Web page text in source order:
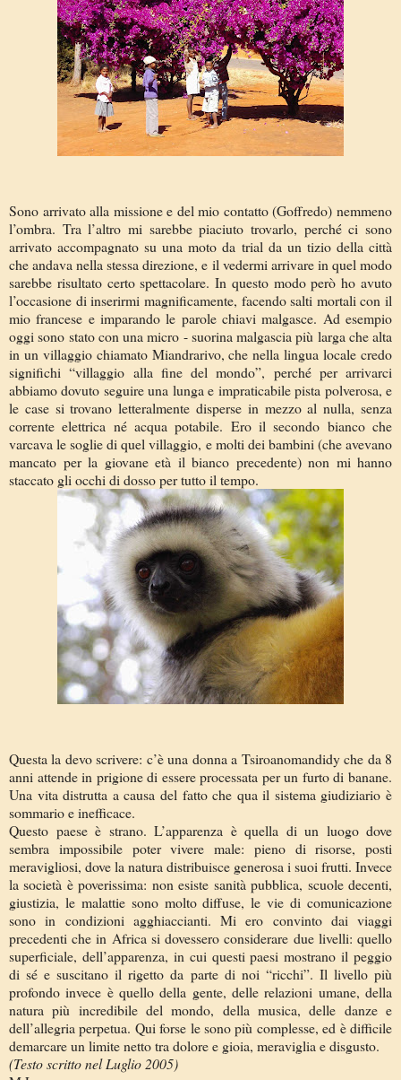
Sono arrivato alla missione e del mio contatto (Goffredo) nemmeno
l’ombra. Tra l’altro mi sarebbe piaciuto trovarlo, perché ci sono
arrivato accompagnato su una moto da trial da un tizio della città
che andava nella stessa direzione, e il vedermi arrivare in quel modo
sarebbe risultato certo spettacolare. In questo modo però ho avuto
l’occasione di inserirmi magnificamente, facendo salti mortali con il
mio francese e imparando le parole chiavi malgasce. Ad esempio
oggi sono stato con una micro - suorina malgascia più larga che alta
in un villaggio chiamato Miandrarivo, che nella lingua locale credo
significhi “villaggio alla fine del mondo”, perché per arrivarci
abbiamo dovuto seguire una lunga e impraticabile pista polverosa, e
le case si trovano letteralmente disperse in mezzo al nulla, senza
corrente elettrica né acqua potabile. Ero il secondo bianco che
varcava le soglie di quel villaggio, e molti dei bambini (che avevano
mancato per la giovane età il bianco precedente) non mi hanno
staccato gli occhi di dosso per tutto il tempo.
Questa la devo scrivere: c’è una donna a Tsiroanomandidy che da 8
anni attende in prigione di essere processata per un furto di banane.
Una vita distrutta a causa del fatto che qua il sistema giudiziario è
sommario e inefficace.
Questo paese è strano. L’apparenza è quella di un luogo dove
sembra impossibile poter vivere male: pieno di risorse, posti
meravigliosi, dove la natura distribuisce generosa i suoi frutti. Invece
la società è poverissima: non esiste sanità pubblica, scuole decenti,
giustizia, le malattie sono molto diffuse, le vie di comunicazione
sono in condizioni agghiaccianti. Mi ero convinto dai viaggi
precedenti che in Africa si dovessero considerare due livelli: quello
superficiale, dell’apparenza, in cui questi paesi mostrano il peggio
di sé e suscitano il rigetto da parte di noi “ricchi”. Il livello più
profondo invece è quello della gente, delle relazioni umane, della
natura più incredibile del mondo, della musica, delle danze e
dell’allegria perpetua. Qui forse le sono più complesse, ed è difficile
demarcare un limite netto tra dolore e gioia, meraviglia e disgusto.
(Testo scritto nel Luglio 2005)